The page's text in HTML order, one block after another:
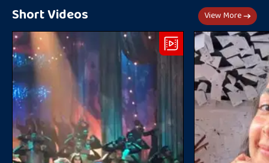
Short Videos View More